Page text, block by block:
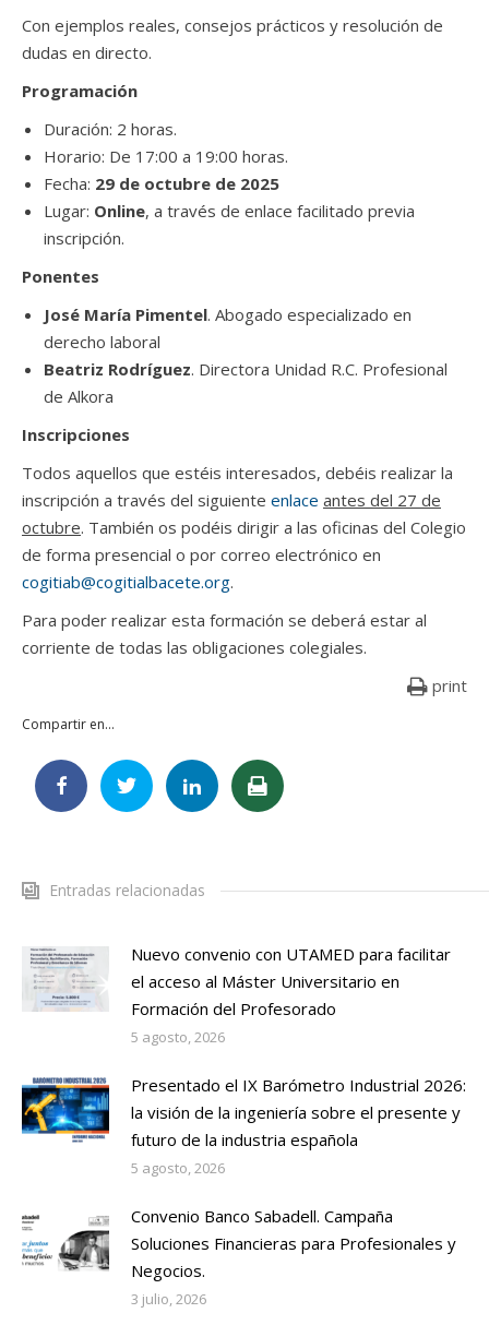
Con ejemplos reales, consejos prácticos y resolución de
dudas en directo.
Programación
Duración: 2 horas.
Horario: De 17:00 a 19:00 horas.
Fecha: 29 de octubre de 2025
Lugar: Online, a través de enlace facilitado previa
inscripción.
Ponentes
José María Pimentel. Abogado especializado en
derecho laboral
Beatriz Rodríguez. Directora Unidad R.C. Profesional
de Alkora
Inscripciones
Todos aquellos que estéis interesados, debéis realizar la
inscripción a través del siguiente enlace antes del 27 de
octubre. También os podéis dirigir a las oficinas del Colegio
de forma presencial o por correo electrónico en
cogitiab@cogitialbacete.org.
Para poder realizar esta formación se deberá estar al
corriente de todas las obligaciones colegiales.
print
Compartir en...
Entradas relacionadas
Nuevo convenio con UTAMED para facilitar
el acceso al Máster Universitario en
Formación del Profesorado
5 agosto, 2026
Presentado el IX Barómetro Industrial 2026:
la visión de la ingeniería sobre el presente y
futuro de la industria española
5 agosto, 2026
Convenio Banco Sabadell. Campaña
Soluciones Financieras para Profesionales y
Negocios.
3 julio, 2026